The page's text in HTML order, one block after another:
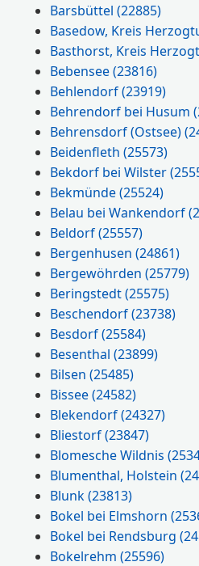
Barsbüttel(22885)
Basedow, Kreis
Basthorst, Kreis
Bebensee(23816)
Behlendorf(23919)
Behrendorf bei Husum
Behrensdorf (Ostsee)
Beidenfleth(25573)
Bekdorf bei Wilster
Bekmünde(25524)
Belau bei Wankendorf
Beldorf(25557)
Bergenhusen(24861)
Bergewöhrden(25779)
Beringstedt(25575)
Beschendorf(23738)
Besdorf(25584)
Besenthal(23899)
Bilsen(25485)
Bissee(24582)
Blekendorf(24327)
Bliestorf(23847)
Blomesche Wildnis
Blumenthal, Holstein
Blunk(23813)
Bokel bei Elmshorn
Bokel bei Rendsburg
Bokelrehm(25596)